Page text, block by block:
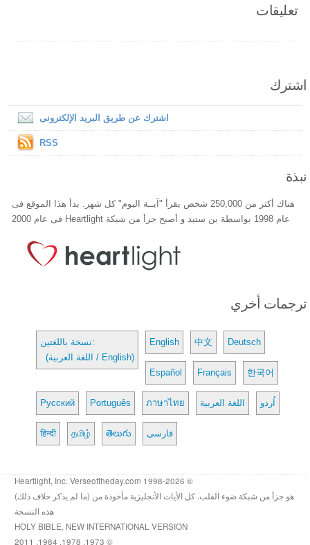
تعليقات
اشترك
اشترك عن طريق البريد الإلكترونى
RSS
نبذة
هناك أكثر من 250,000 شخص يقرأ "آيــة اليوم" كل شهر. بدأ هذا الموقع فى
عام 1998 بواسطة بن ستيد و أصبح جزأ من شبكة Heartlight فى عام 2000
ترجمات أخري
نسخة باللغتين:
(اللغة العربية / English)
English 中文 Deutsch
Español Français 한국어
Русский Português ภาษาไทย اللغة العربية اُردو
हिन्दी தமிழ் తెలుగు فارسی
© 1998-2026 Heartlight, Inc. Verseoftheday.com
هو جزأ من شبكة ضوء القلب. كل الأيات الأنجليزية مأخوذة من (ما لم يذكر خلاف ذلك)
هذه النسخة
HOLY BIBLE, NEW INTERNATIONAL VERSION
© 1973, 1978, 1984, 2011